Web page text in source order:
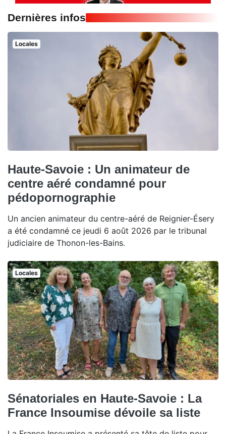
Dernières infos
Locales
Haute-Savoie : Un animateur de
centre aéré condamné pour
pédopornographie
Un ancien animateur du centre-aéré de Reignier-Ésery
a été condamné ce jeudi 6 août 2026 par le tribunal
judiciaire de Thonon-les-Bains.
Locales
Sénatoriales en Haute-Savoie : La
France Insoumise dévoile sa liste